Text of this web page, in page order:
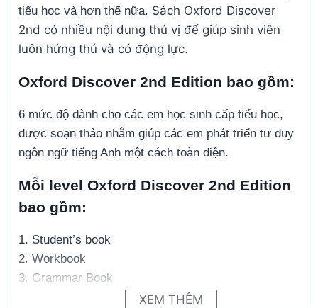
tiểu học và hơn thế nữa. Sách Oxford Discover
2nd có nhiều nội dung thú vị để giúp sinh viên
luôn hứng thú và có động lực.
Oxford Discover 2nd Edition bao gồm:
6 mức độ dành cho các em học sinh cấp tiểu học,
được soạn thảo nhằm giúp các em phát triển tư duy
ngôn ngữ tiếng Anh một cách toàn diện.
Mỗi level Oxford Discover 2nd Edition
bao gồm:
1. Student’s book
2. Workbook
3. Grammar Book
XEM THÊM